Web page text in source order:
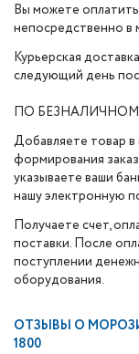
Вы можете оплатить
непосредственно в
Курьерская
следующий день
ПО
Добавляете товар в
формирования
указываете ваши
нашу электронную
Получаете счет,
поставки. После
поступлении
оборудования.
ОТЗЫВЫ О
1800